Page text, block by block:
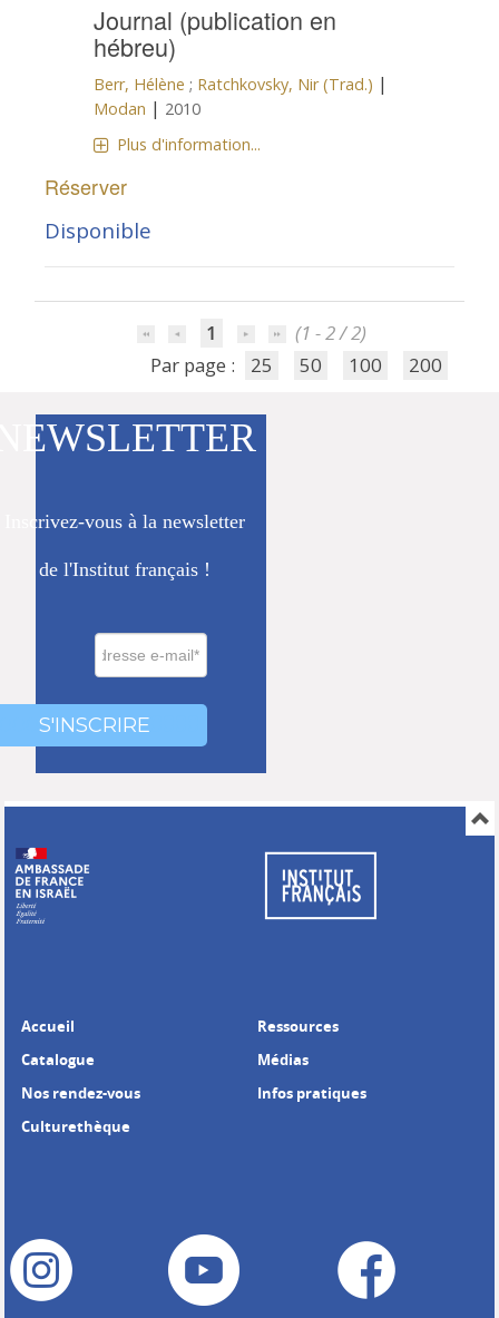
Journal (publication en
hébreu)
Berr, Hélène ; Ratchkovsky, Nir (Trad.) |
Modan | 2010
Plus d'information...
Réserver
Disponible
1
(1 - 2 / 2)
Par page :
25 50 100 200
Inscrivez-vous à la newsletter
de l'Institut français !
S'INSCRIRE
Accueil
Catalogue
Nos rendez-vous
Culturethèque
Ressources
Médias
Infos pratiques